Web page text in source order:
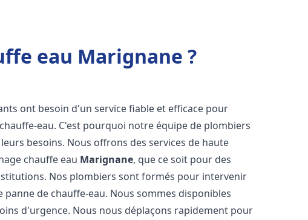
eau Marignane ?
ont besoin d'un service fiable et efficace pour
eau. C'est pourquoi notre équipe de plombiers
besoins. Nous offrons des services de haute
chauffe eau Marignane, que ce soit pour des
Nos plombiers sont formés pour intervenir
de chauffe-eau. Nous sommes disponibles
d'urgence. Nous nous déplaçons rapidement pour